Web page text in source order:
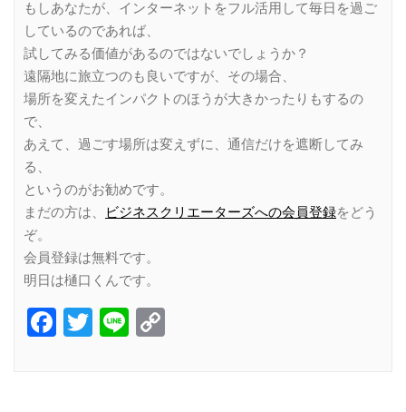
もしあなたが、インターネットをフル活用して毎日を過ご
しているのであれば、
試してみる価値があるのではないでしょうか？
遠隔地に旅立つのも良いですが、その場合、
場所を変えたインパクトのほうが大きかったりもするの
で、
あえて、過ごす場所は変えずに、通信だけを遮断してみ
る、
というのがお勧めです。
まだの方は、
ビジネスクリエーターズへの会員登録をどう
ぞ。
会員登録は無料です。
明日は樋口くんです。
Facebook
Twitter
Line